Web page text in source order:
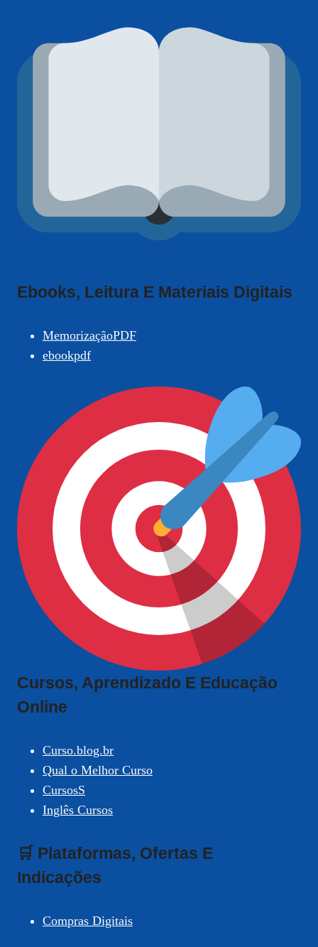
Ebooks, Leitura E Materiais Digitais
MemorizaçãoPDF
ebookpdf
Cursos, Aprendizado E Educação
Online
Curso.blog.br
Qual o Melhor Curso
CursosS
Inglês Cursos
🛒 Plataformas, Ofertas E
Indicações
Compras Digitais